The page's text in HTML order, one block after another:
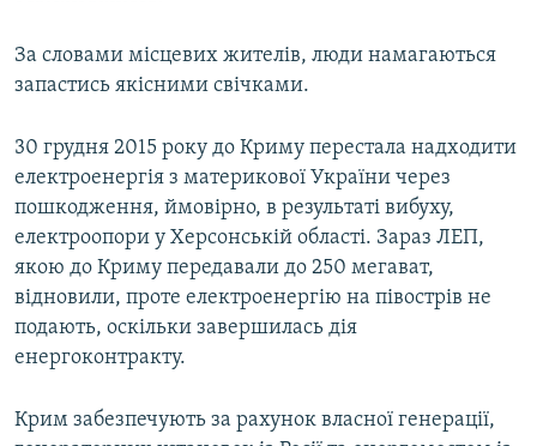
За словами місцевих жителів, люди намагаються
запастись якісними свічками.
30 грудня 2015 року до Криму перестала надходити
електроенергія з материкової України через
пошкодження, ймовірно, в результаті вибуху,
електроопори у Херсонській області. Зараз ЛЕП,
якою до Криму передавали до 250 мегават,
відновили, проте електроенергію на півострів не
подають, оскільки завершилась дія
енергоконтракту.
Крим забезпечують за рахунок власної генерації,